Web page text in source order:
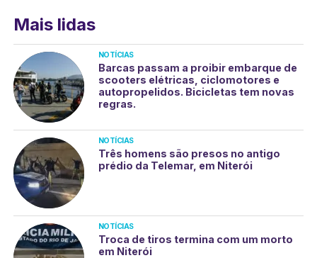
Mais lidas
NOTÍCIAS
Barcas passam a proibir embarque de
scooters elétricas, ciclomotores e
autopropelidos. Bicicletas tem novas
regras.
NOTÍCIAS
Três homens são presos no antigo
prédio da Telemar, em Niterói
NOTÍCIAS
Troca de tiros termina com um morto
em Niterói